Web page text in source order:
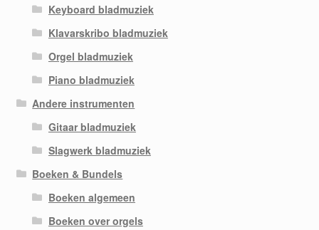
Keyboard bladmuziek
Klavarskribo bladmuziek
Orgel bladmuziek
Piano bladmuziek
Andere instrumenten
Gitaar bladmuziek
Slagwerk bladmuziek
Boeken & Bundels
Boeken algemeen
Boeken over orgels